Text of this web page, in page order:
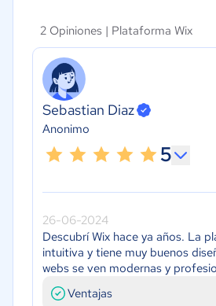
2 Opiniones | Plataforma Wix
Sebastian Diaz
Anonimo
5
26-06-2024
Descubrí Wix hace ya años. La
intuitiva y tiene muy buenos
webs se ven modernas y
Ventajas